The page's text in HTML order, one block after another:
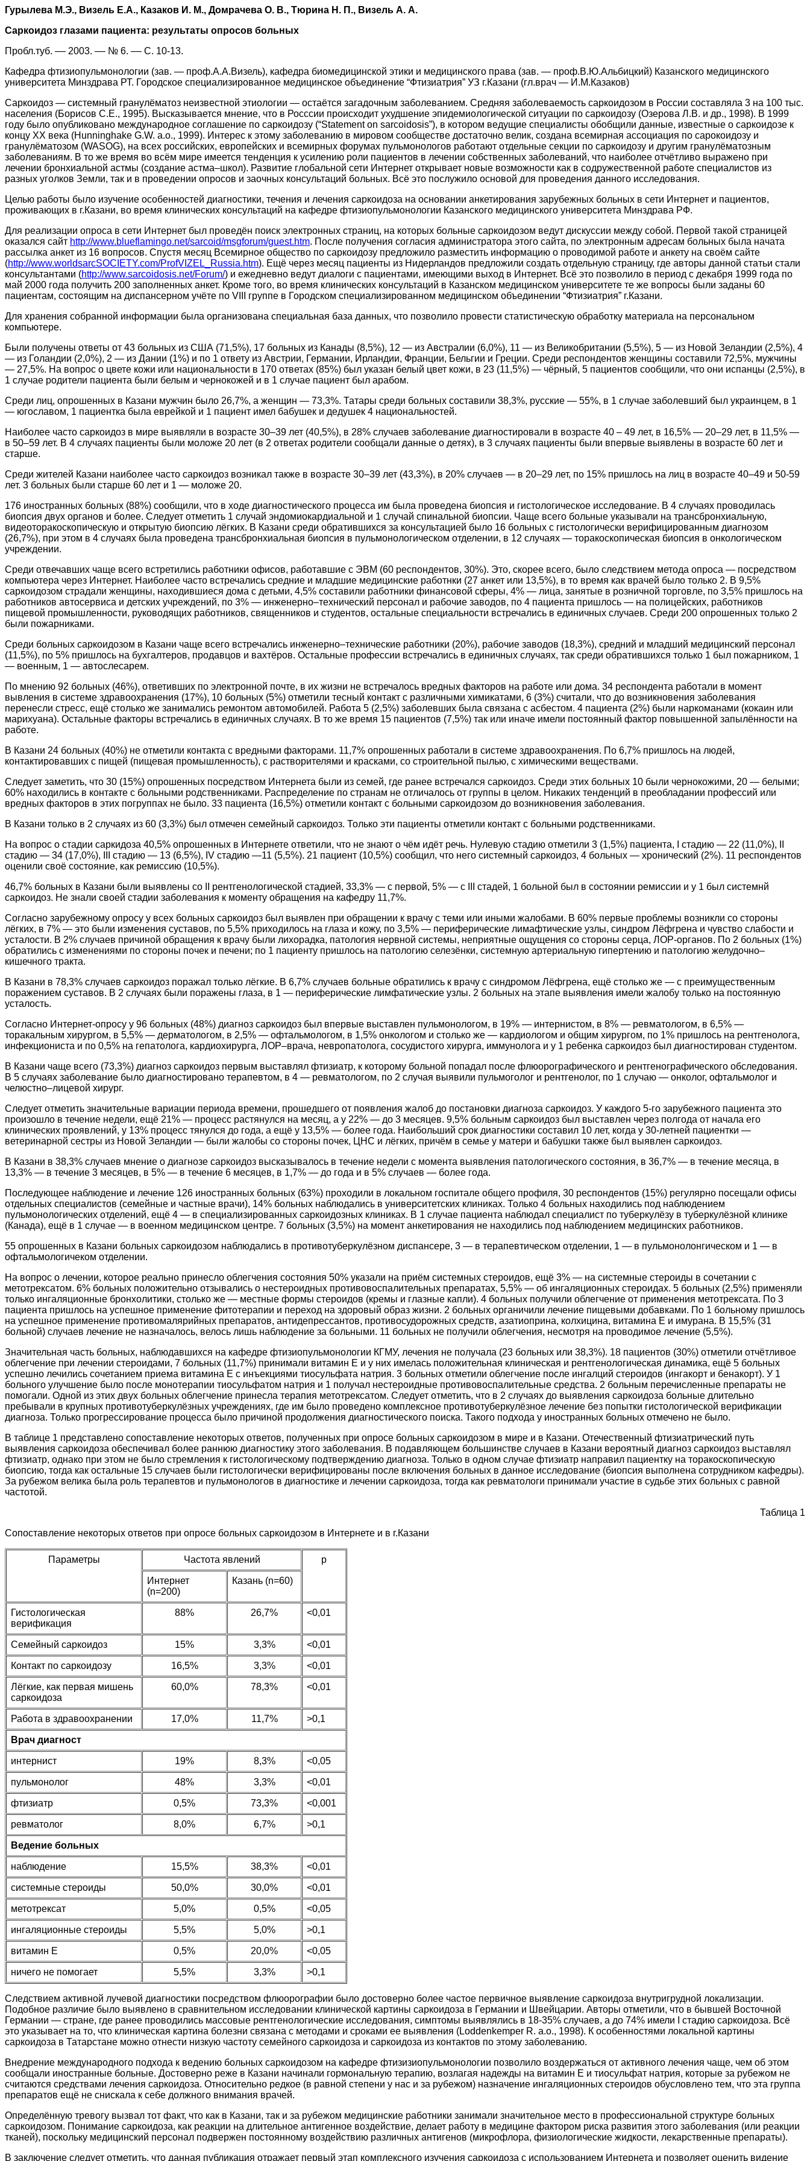
Гурылева М.Э., Визель Е.А., Казаков И. М., Домрачева О. В., Тюрина Н. П., Визель А. А.
Саркоидоз глазами пациента: результаты опросов больных
Пробл.туб. –– 2003. –– № 6. –– С. 10-13.
Кафедра фтизиопульмонологии (зав. — проф.А.А.Визель), кафедра биомедицинской этики и медицинского права (зав. — проф.В.Ю.Альбицкий) Казанского медицинского
университета Минздрава РТ. Городское специализированное медицинское объединение “Фтизиатрия” УЗ г.Казани (гл.врач — И.М.Казаков)
Саркоидоз — системный гранулёматоз неизвестной этиологии — остаётся загадочным заболеванием. Средняя заболеваемость саркоидозом в России составляла 3 на 100 тыс.
населения (Борисов С.Е., 1995). Высказывается мнение, что в Росссии происходит ухудшение эпидемиологической ситуации по саркоидозу (Озерова Л.В. и др., 1998). В 1999
году было опубликовано международное соглашение по саркоидозу (“Statement on sarcoidosis”), в котором ведущие специалисты обобщили данные, известные о саркоидозе к
концу ХХ века (Hunninghake G.W. a.o., 1999). Интерес к этому заболеванию в мировом сообществе достаточно велик, создана всемирная ассоциация по сарокоидозу и
гранулёматозом (WASOG), на всех российских, европейских и всемирных форумах пульмонологов работают отдельные секции по саркоидозу и другим гранулёматозным
заболеваниям. В то же время во всём мире имеется тенденция к усилению роли пациентов в лечении собственных заболеваний, что наиболее отчётливо выражено при
лечении бронхиальной астмы (создание астма–школ). Развитие глобальной сети Интернет открывает новые возможности как в содружественной работе специалистов из
разных уголков Земли, так и в проведении опросов и заочных консультаций больных. Всё это послужило основой для проведения данного исследования.
Целью работы было изучение особенностей диагностики, течения и лечения саркоидоза на основании анкетирования зарубежных больных в сети Интернет и пациентов,
проживающих в г.Казани, во время клинических консультаций на кафедре фтизиопульмонологии Казанского медицинского университета Минздрава РФ.
Для реализации опроса в сети Интернет был проведён поиск электронных страниц, на которых больные саркоидозом ведут дискуссии между собой. Первой такой страницей
оказался сайт http://www.blueflamingo.net/sarcoid/msgforum/guest.htm. После получения согласия администратора этого сайта, по электронным адресам больных была начата
рассылка анкет из 16 вопросов. Спустя месяц Всемирное общество по саркоидозу предложило разместить информацию о проводимой работе и анкету на своём сайте
(http://www.worldsarcSOCIETY.com/ProfVIZEL_Russia.htm). Ещё через месяц пациенты из Нидерландов предложили создать отдельную страницу, где авторы данной статьи стали
консультантами (http://www.sarcoidosis.net/Forum/) и ежедневно ведут диалоги с пациентами, имеющими выход в Интернет. Всё это позволило в период с декабря 1999 года по
май 2000 года получить 200 заполненных анкет. Кроме того, во время клинических консультаций в Казанском медицинском университете те же вопросы были заданы 60
пациентам, состоящим на диспансерном учёте по VIII группе в Городском специализированном медицинском объединении “Фтизиатрия” г.Казани.
Для хранения собранной информации была организована специальная база данных, что позволило провести статистическую обработку материала на персональном
компьютере.
Были получены ответы от 43 больных из США (71,5%), 17 больных из Канады (8,5%), 12 — из Австралии (6,0%), 11 — из Великобритании (5,5%), 5 — из Новой Зеландии (2,5%), 4
— из Голандии (2,0%), 2 — из Дании (1%) и по 1 ответу из Австрии, Германии, Ирландии, Франции, Бельгии и Греции. Среди респондентов женщины составили 72,5%, мужчины
— 27,5%. На вопрос о цвете кожи или национальности в 170 ответах (85%) был указан белый цвет кожи, в 23 (11,5%) — чёрный, 5 пациентов сообщили, что они испанцы (2,5%), в
1 случае родители пациента были белым и чернокожей и в 1 случае пациент был арабом.
Среди лиц, опрошенных в Казани мужчин было 26,7%, а женщин — 73,3%. Татары среди больных составили 38,3%, русские — 55%, в 1 случае заболевший был украинцем, в 1
— югославом, 1 пациентка была еврейкой и 1 пациент имел бабушек и дедушек 4 национальностей.
Наиболее часто саркоидоз в мире выявляли в возрасте 30–39 лет (40,5%), в 28% случаев заболевание диагностировали в возрасте 40 – 49 лет, в 16,5% — 20–29 лет, в 11,5% —
в 50–59 лет. В 4 случаях пациенты были моложе 20 лет (в 2 ответах родители сообщали данные о детях), в 3 случаях пациенты были впервые выявлены в возрасте 60 лет и
старше.
Среди жителей Казани наиболее часто саркоидоз возникал также в возрасте 30–39 лет (43,3%), в 20% случаев — в 20–29 лет, по 15% пришлось на лиц в возрасте 40–49 и 50-59
лет. 3 больных были старше 60 лет и 1 — моложе 20.
176 иностранных больных (88%) сообщили, что в ходе диагностического процесса им была проведена биопсия и гистологическое исследование. В 4 случаях проводилась
биопсия двух органов и более. Следует отметить 1 случай эндомиокардиальной и 1 случай спинальной биопсии. Чаще всего больные указывали на трансбронхиальную,
видеоторакоскопическую и открытую биопсию лёгких. В Казани среди обратившихся за консультацией было 16 больных с гистологически верифицированным диагнозом
(26,7%), при этом в 4 случаях была проведена трансбронхиальная биопсия в пульмонологическом отделении, в 12 случаях — торакоскопическая биопсия в онкологическом
учреждении.
Среди отвечавших чаще всего встретились работники офисов, работавшие с ЭВМ (60 респондентов, 30%). Это, скорее всего, было следствием метода опроса — посредством
компьютера через Интернет. Наиболее часто встречались средние и младшие медицинские работнки (27 анкет или 13,5%), в то время как врачей было только 2. В 9,5%
саркоидозом страдали женщины, находившиеся дома с детьми, 4,5% составили работники финансовой сферы, 4% — лица, занятые в розничной торговле, по 3,5% пришлось на
работников автосервиса и детских учреждений, по 3% — инженерно–технический персонал и рабочие заводов, по 4 пациента пришлось — на полицейских, работников
пищевой промышленности, руководящих работников, священников и студентов, остальные специальности встречались в единичных случаев. Среди 200 опрошенных только 2
были пожарниками.
Среди больных саркоидозом в Казани чаще всего встречались инженерно–технические работники (20%), рабочие заводов (18,3%), средний и младший медицинский персонал
(11,5%), по 5% пришлось на бухгалтеров, продавцов и вахтёров. Остальные профессии встречались в единичных случаях, так среди обратившихся только 1 был пожарником, 1
— военным, 1 — автослесарем.
По мнению 92 больных (46%), ответивших по электронной почте, в их жизни не встречалось вредных факторов на работе или дома. 34 респондента работали в момент
вывления в системе здравоохранения (17%), 10 больных (5%) отметили тесный контакт с различными химикатами, 6 (3%) считали, что до возникновения заболевания
перенесли стресс, ещё столько же занимались ремонтом автомобилей. Работа 5 (2,5%) заболевших была связана с асбестом. 4 пациента (2%) были наркоманами (кокаин или
марихуана). Остальные факторы встречались в единичных случаях. В то же время 15 пациентов (7,5%) так или иначе имели постоянный фактор повышенной запылённости на
работе.
В Казани 24 больных (40%) не отметили контакта с вредными факторами. 11,7% опрошенных работали в системе здравоохранения. По 6,7% пришлось на людей,
контактировавших с пищей (пищевая промышленность), с растворителями и красками, со строительной пылью, с химическими веществами.
Следует заметить, что 30 (15%) опрошенных посредством Интернета были из семей, где ранее встречался саркоидоз. Среди этих больных 10 были чернокожими, 20 — белыми;
60% находились в контакте с больными родственниками. Распределение по странам не отличалось от группы в целом. Никаких тенденций в преобладании профессий или
вредных факторов в этих погруппах не было. 33 пациента (16,5%) отметили контакт с больными саркоидозом до возникновения заболевания.
В Казани только в 2 случаях из 60 (3,3%) был отмечен семейный саркоидоз. Только эти пациенты отметили контакт с больными родственниками.
На вопрос о стадии саркидоза 40,5% опрошенных в Интернете ответили, что не знают о чём идёт речь. Нулевую стадию отметили 3 (1,5%) пациента, I стадию — 22 (11,0%), II
cтадию — 34 (17,0%), III cтадию — 13 (6,5%), IV стадию —11 (5,5%). 21 пациент (10,5%) сообщил, что него системный саркоидоз, 4 больных — хронический (2%). 11 респондентов
оценили своё состояние, как ремиссию (10,5%).
46,7% больных в Казани были выявлены со II рентгенологической стадией, 33,3% — с первой, 5% — с III стадей, 1 больной был в состоянии ремиссии и у 1 был системнй
саркоидоз. Не знали своей стадии заболевания к моменту обращения на кафедру 11,7%.
Согласно зарубежному опросу у всех больных саркоидоз был выявлен при обращении к врачу с теми или иными жалобами. В 60% первые проблемы возникли со стороны
лёгких, в 7% — это были изменения суставов, по 5,5% приходилось на глаза и кожу, по 3,5% — периферические лимафтические узлы, синдром Лёфгрена и чувство слабости и
усталости. В 2% случаев причиной обращения к врачу были лихорадка, патология нервной системы, неприятные ощущения со стороны серца, ЛОР-органов. По 2 больных (1%)
обратились с изменениями по стороны почек и печени; по 1 пациенту пришлось на патологию селезёнки, системную артериальную гипертению и патологию желудочно–
кишечного тракта.
В Казани в 78,3% случаев саркоидоз поражал только лёгкие. В 6,7% случаев больные обратились к врачу с синдромом Лёфгрена, ещё столько же — с преимущественным
поражением суставов. В 2 случаях были поражены глаза, в 1 — периферические лимфатические узлы. 2 больных на этапе выявления имели жалобу только на постоянную
усталость.
Согласно Интернет-опросу у 96 больных (48%) диагноз саркоидоз был впервые выставлен пульмонологом, в 19% — интернистом, в 8% — ревматологом, в 6,5% —
торакальным хирургом, в 5,5% — дерматологом, в 2,5% — офтальмологом, в 1,5% онкологом и столько же — кардиологом и общим хирургом, по 1% пришлось на рентгенолога,
инфекциониста и по 0,5% на гепатолога, кардиохирурга, ЛОР–врача, невропатолога, сосудистого хирурга, иммунолога и у 1 ребенка саркоидоз был диагностирован студентом.
В Казани чаще всего (73,3%) диагноз саркоидоз первым выставлял фтизиатр, к которому больной попадал после флюорографического и рентгенографического обследования.
В 5 случаях заболевание было диагностировано терапевтом, в 4 — ревматологом, по 2 случая выявили пульмоголог и рентгенолог, по 1 случаю — онколог, офтальмолог и
челюстно–лицевой хирург.
Следует отметить значительные вариации периода времени, прошедшего от появления жалоб до постановки диагноза саркоидоз. У каждого 5-го зарубежного пациента это
произошло в течение недели, ещё 21% — процесс растянулся на месяц, а у 22% — до 3 месяцев. 9,5% больным саркоидоз был выставлен через полгода от начала его
клинических проявлений, у 13% процесс тянулся до года, а ещё у 13,5% — более года. Наибольший срок диагностики составил 10 лет, когда у 30-летней пациентки —
ветеринарной сестры из Новой Зеландии — были жалобы со стороны почек, ЦНС и лёгких, причём в семье у матери и бабушки также был выявлен саркоидоз.
В Казани в 38,3% случаев мнение о диагнозе саркоидоз высказывалось в течение недели с момента выявления патологического состояния, в 36,7% — в течение месяца, в
13,3% — в течение 3 месяцев, в 5% — в течение 6 месяцев, в 1,7% — до года и в 5% случаев — более года.
Последующее наблюдение и лечение 126 иностранных больных (63%) проходили в локальном госпитале общего профиля, 30 респондентов (15%) регулярно посещали офисы
отдельных специалистов (семейные и частные врачи), 14% больных наблюдались в университетских клиниках. Только 4 больных находились под наблюдением
пульмонологических отделений, ещё 4 — в специализированных саркоидозных клиниках. В 1 случае пациента наблюдал специалист по туберкулёзу в туберкулёзной клинике
(Канада), ещё в 1 случае — в военном медицинском центре. 7 больных (3,5%) на момент анкетирования не находились под наблюдением медицинских работников.
55 опрошенных в Казани больных саркоидозом наблюдались в противотуберкулёзном диспансере, 3 — в терапевтическом отделении, 1 — в пульмонолонгическом и 1 — в
офтальмологичеком отделении.
На вопрос о лечении, которое реально принесло облегчения состояния 50% указали на приём системных стероидов, ещё 3% — на системные стероиды в сочетании с
метотрексатом. 6% больных положительно отзывались о нестероидных противовоспалительных препаратах, 5,5% — об ингаляционных стероидах. 5 больных (2,5%) применяли
только ингаляционные бронхолитики, столько же — местные формы стероидов (кремы и глазные капли). 4 больных получили облегчение от применения метотрексата. По 3
пациента пришлось на успешное применение фитотерапии и переход на здоровый образ жизни. 2 больных органичили лечение пищевыми добавками. По 1 больному пришлось
на успешное применение противомалярийных препаратов, антидепрессантов, противосудорожных средств, азатиоприна, колхицина, витамина Е и имурана. В 15,5% (31
больной) случаев лечение не назначалось, велось лишь наблюдение за больными. 11 больных не получили облегчения, несмотря на проводимое лечение (5,5%).
Значительная часть больных, наблюдавшихся на кафедре фтизиопульмонологии КГМУ, лечения не получала (23 больных или 38,3%). 18 пациентов (30%) отметили отчётливое
облегчение при лечении стероидами, 7 больных (11,7%) принимали витамин Е и у них имелась положительная клиническая и рентгенологическая динамика, ещё 5 больных
успешно лечились сочетанием приема витамина Е с инъекциями тиосульфата натрия. 3 больных отметили облегчение после ингалций стероидов (ингакорт и бенакорт). У 1
больного улучшение было после монотерапии тиосульфатом натрия и 1 получал нестероидные противовоспалительные средства. 2 больным перечисленные препараты не
помогали. Одной из этих двух больных облегчение принесла терапия метотрексатом. Следует отметить, что в 2 случаях до выявления саркоидоза больные длительно
пребывали в крупных противотуберкулёзных учреждениях, где им было проведено комплексное противотуберкулёзное лечение без попытки гистологической верификации
диагноза. Только прогрессирование процесса было причиной продолжения диагностического поиска. Такого подхода у иностранных больных отмечено не было.
В таблице 1 представлено сопоставление некоторых ответов, полученных при опросе больных саркоидозом в мире и в Казани. Отечественный фтизиатрический путь
выявления саркоидоза обеспечивал более раннюю диагностику этого заболевания. В подавляющем большинстве случаев в Казани вероятный диагноз саркоидоз выставлял
фтизиатр, однако при этом не было стремления к гистологическому подтверждению диагноза. Только в одном случае фтизиатр направил пациентку на торакоскопическую
биопсию, тогда как остальные 15 случаев были гистологически верифицированы после включения больных в данное исследование (биопсия выполнена сотрудником кафедры).
За рубежом велика была роль терапевтов и пульмонологов в диагностике и лечении саркоидоза, тогда как ревматологи принимали участие в судьбе этих больных с равной
частотой.
Таблица 1
Сопоставление некоторых ответов при опросе больных саркоидозом в Интернете и в г.Казани
Параметры Частота явлений p
Интернет
(n=200)
Казань (n=60)
Гистологическая
верификация
88% 26,7% <0,01
Семейный саркоидоз 15% 3,3% <0,01
Контакт по саркоидозу 16,5% 3,3% <0,01
Лёгкие, как первая мишень
саркоидоза
60,0% 78,3% <0,01
Работа в здравоохранении 17,0% 11,7% >0,1
Врач диагност
интернист 19% 8,3% <0,05
пульмонолог 48% 3,3% <0,01
фтизиатр 0,5% 73,3% <0,001
ревматолог 8,0% 6,7% >0,1
Ведение больных
наблюдение 15,5% 38,3% <0,01
системные стероиды 50,0% 30,0% <0,01
метотрексат 5,0% 0,5% <0,05
ингаляционные стероиды 5,5% 5,0% >0,1
витамин Е 0,5% 20,0% <0,05
ничего не помогает 5,5% 3,3% >0,1
Следствием активной лучевой диагностики посредством флюорографии было достоверно более частое первичное выявление саркоидоза внутригрудной локализации.
Подобное различие было выявлено в сравнительном исследовании клинической картины саркоидоза в Германии и Швейцарии. Авторы отметили, что в бывшей Восточной
Германии — стране, где ранее проводились массовые рентгенологические исследования, симптомы выявлялись в 18-35% случаев, а до 74% имели I стадию саркоидоза. Всё
это указывает на то, что клиническая картина болезни связана с методами и сроками ее выявления (Loddenkemper R. a.o., 1998). К особенностями локальной картины
саркоидоза в Татарстане можно отнести низкую частоту семейного саркоидоза и саркоидоза из контактов по этому заболеванию.
Внедрение международного подхода к ведению больных саркоидозом на кафедре фтизизиопульмонологии позволило воздержаться от активного лечения чаще, чем об этом
сообщали иностранные больные. Достоверно реже в Казани начинали гормональную терапию, возлагая надежды на витамин Е и тиосульфат натрия, которые за рубежом не
считаются средствами лечения саркоидоза. Относительно редкое (в равной степени у нас и за рубежом) назначение ингаляционных стероидов обусловлено тем, что эта группа
препаратов ещё не снискала к себе должного внимания врачей.
Определённую тревогу вызвал тот факт, что как в Казани, так и за рубежом медицинские работники занимали значительное место в профессиональной структуре больных
саркоидозом. Понимание саркоидоза, как реакции на длительное антигенное воздействие, делает работу в медицине фактором риска развития этого заболевания (или реакции
тканей), поскольку медицинский персонал подвержен постоянному воздействию различных антигенов (микрофлора, физиологические жидкости, лекарственные препараты).
В заключение следует отметить, что данная публикация отражает первый этап комплексного изучения саркоидоза с использованием Интернета и позволяет оценить видение